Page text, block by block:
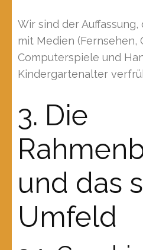
Wir sind der
mit Medien (Fernsehen,
Computerspiele und
Kindergartenalter
3. Die
und das
Umfeld